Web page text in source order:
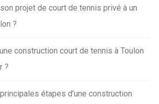
projet de court de tennis privé à un
?
construction court de tennis à Toulon
?
étapes d’une construction